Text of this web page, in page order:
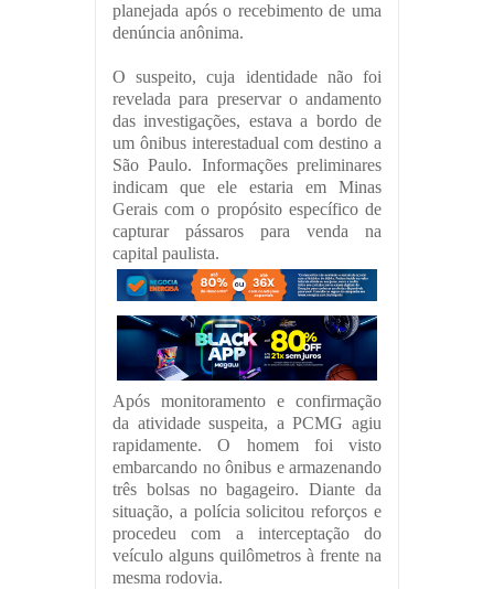
planejada após o recebimento de uma
denúncia anônima.
O suspeito, cuja identidade não foi
revelada para preservar o andamento
das investigações, estava a bordo de
um ônibus interestadual com destino a
São Paulo. Informações preliminares
indicam que ele estaria em Minas
Gerais com o propósito específico de
capturar pássaros para venda na
capital paulista.
Após monitoramento e confirmação
da atividade suspeita, a PCMG agiu
rapidamente. O homem foi visto
embarcando no ônibus e armazenando
três bolsas no bagageiro. Diante da
situação, a polícia solicitou reforços e
procedeu com a interceptação do
veículo alguns quilômetros à frente na
mesma rodovia.